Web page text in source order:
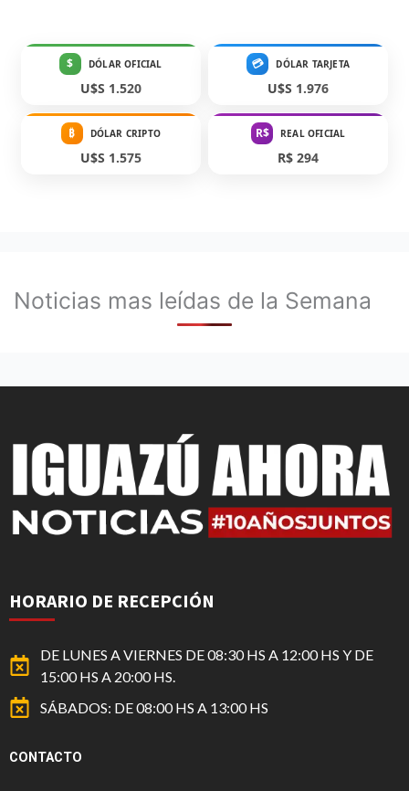
$ DÓLAR OFICIAL
U$S 1.520
💳 DÓLAR TARJETA
U$S 1.976
₿ DÓLAR CRIPTO
U$S 1.575
R$ REAL OFICIAL
R$ 294
Noticias mas leídas de la Semana
HORARIO DE RECEPCIÓN
DE LUNES A VIERNES DE 08:30 HS A 12:00 HS Y DE
15:00 HS A 20:00 HS.
SÁBADOS: DE 08:00 HS A 13:00 HS
CONTACTO